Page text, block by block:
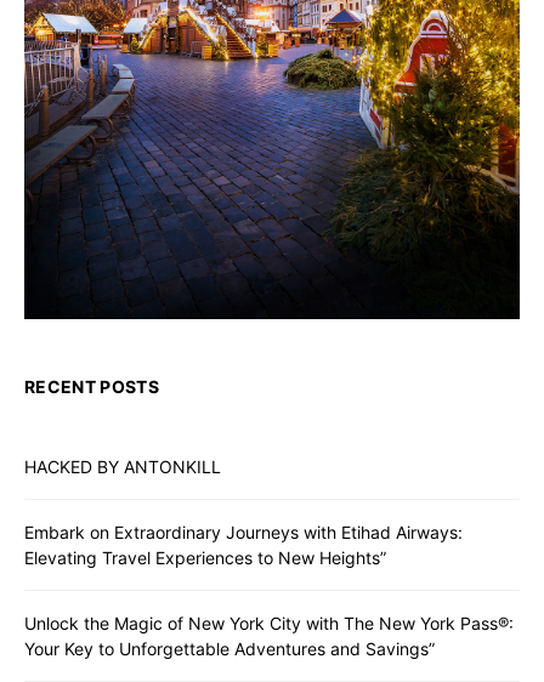
RECENT POSTS
HACKED BY ANTONKILL
Embark on Extraordinary Journeys with Etihad Airways:
Elevating Travel Experiences to New Heights”
Unlock the Magic of New York City with The New York Pass®:
Your Key to Unforgettable Adventures and Savings”